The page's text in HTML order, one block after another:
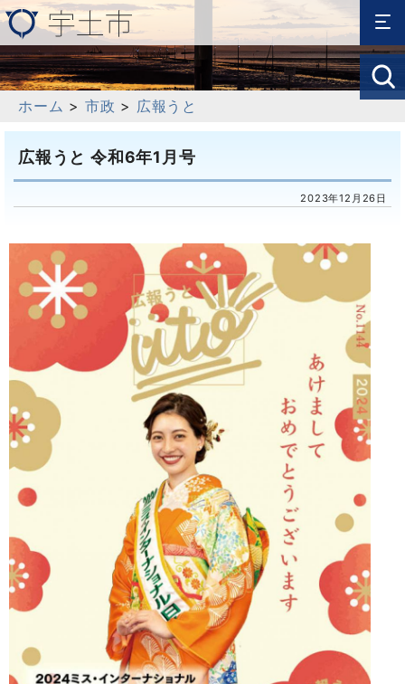
ホーム > 市政 > 広報うと
広報うと 令和6年1月号
2023年12月26日